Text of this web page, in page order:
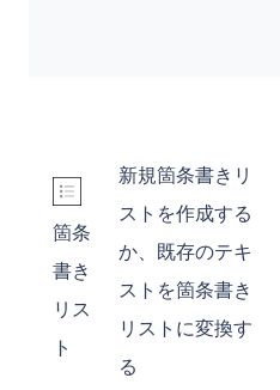
箇条
書き
リス
ト
新規箇条書きリ
ストを作成する
か、既存のテキ
ストを箇条書き
リストに変換す
る